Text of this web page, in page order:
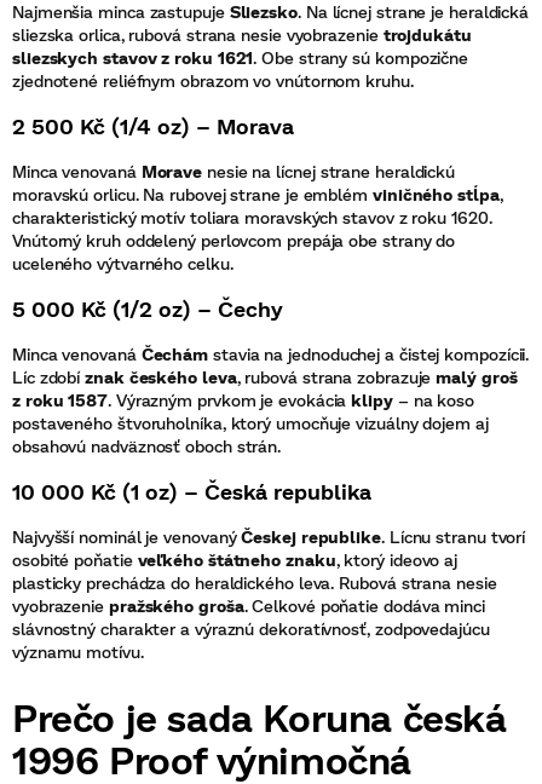
Najmenšia minca zastupuje Sliezsko. Na lícnej strane je heraldická
sliezska orlica, rubová strana nesie vyobrazenie trojdukátu
sliezskych stavov z roku 1621. Obe strany sú kompozične
zjednotené reliéfnym obrazom vo vnútornom kruhu.
2 500 Kč (1/4 oz) – Morava
Minca venovaná Morave nesie na lícnej strane heraldickú
moravskú orlicu. Na rubovej strane je emblém viničného stĺpa,
charakteristický motív toliara moravských stavov z roku 1620.
Vnútorný kruh oddelený perlovcom prepája obe strany do
uceleného výtvarného celku.
5 000 Kč (1/2 oz) – Čechy
Minca venovaná Čechám stavia na jednoduchej a čistej kompozícii.
Líc zdobíznak českého leva, rubová strana zobrazujemalý groš
z roku 1587. Výrazným prvkom je evokáciaklipy– na koso
postaveného štvoruholníka, ktorý umocňuje vizuálny dojem aj
obsahovú nadväznosť oboch strán.
10 000 Kč (1 oz) – Česká republika
Najvyšší nominál je venovanýČeskej republike. Lícnu stranu tvorí
osobité poňatie veľkého štátneho znaku, ktorý ideovo aj
plasticky prechádza do heraldického leva. Rubová strana nesie
vyobrazenie pražského groša. Celkové poňatie dodáva minci
slávnostný charakter a výraznú dekoratívnosť, zodpovedajúcu
významu motívu.
Prečo je sada Koruna česká
1996 Proof výnimočná